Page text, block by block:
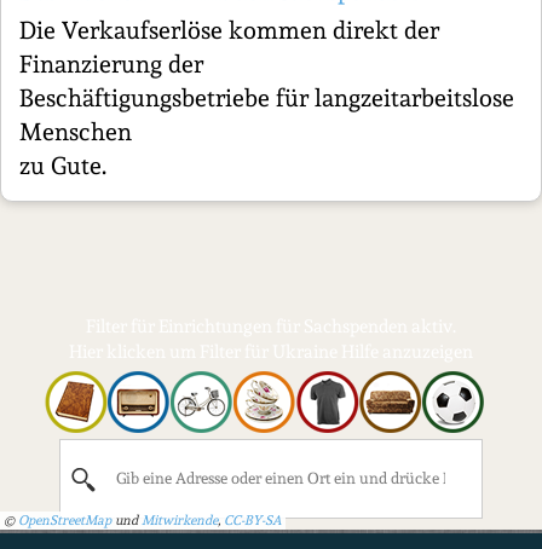
© OpenStreetMapundMitwirkende, CC-BY-SA
Die Verkaufserlöse kommen direkt der
Finanzierung der
Beschäftigungsbetriebe für langzeitarbeitslose
Menschen
zu Gute.